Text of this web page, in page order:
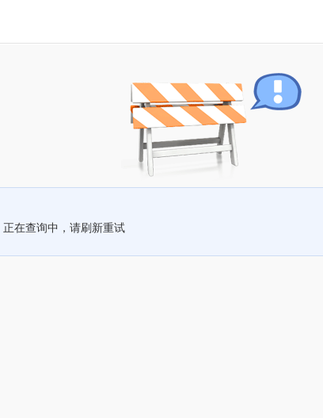
正在查询中，请刷新重试